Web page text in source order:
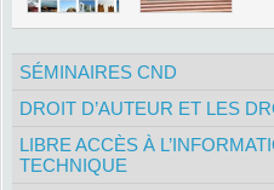
SÉMINAIRES CND
DROIT D’AUTEUR ET LES
LIBRE ACCÈS À
TECHNIQUE